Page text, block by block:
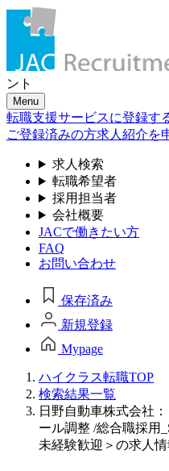
ント
Menu
転職支援サービスに登録す
ご登録済みの方求人紹介を
求人検索
転職希望者
採用担当者
会社概要
JACで働きたい方
FAQ
お問い合わせ
保存済み
新規登録
Mypage
ハイクラス転職TOP
検索結果一覧
日野自動車株式会社
ール調整 /総合職採用
未経験歓迎＞の求人